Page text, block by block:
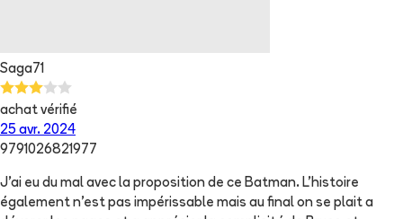
Saga71
achat vérifié
25 avr. 2024
9791026821977
J’ai eu du mal avec la proposition de ce Batman. L’histoire
également n’est pas impérissable mais au final on se plait a